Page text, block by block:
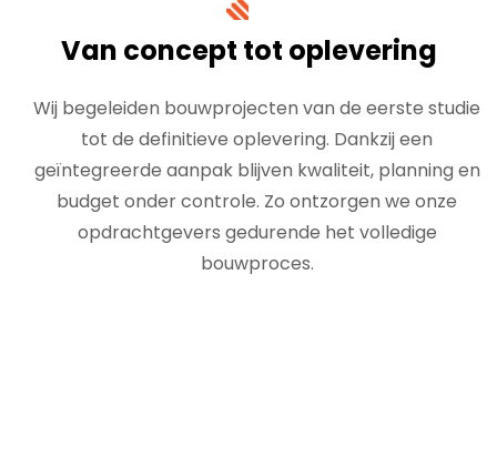
Van concept tot oplevering
Wij begeleiden bouwprojecten van de eerste studie
tot de definitieve oplevering. Dankzij een
geïntegreerde aanpak blijven kwaliteit, planning en
budget onder controle. Zo ontzorgen we onze
opdrachtgevers gedurende het volledige
bouwproces.